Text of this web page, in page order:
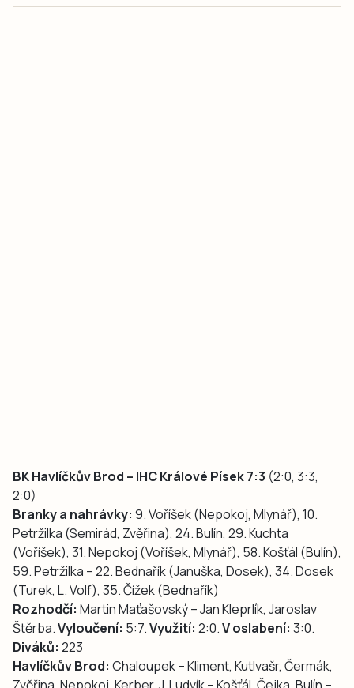
BK Havlíčkův Brod – IHC Králové Písek 7:3 (2:0, 3:3,
2:0)
Branky a nahrávky: 9. Voříšek (Nepokoj, Mlynář), 10.
Petržilka (Semirád, Zvěřina), 24. Bulín, 29. Kuchta
(Voříšek), 31. Nepokoj (Voříšek, Mlynář), 58. Košťál (Bulín),
59. Petržilka – 22. Bednařík (Januška, Dosek), 34. Dosek
(Turek, L. Volf), 35. Čížek (Bednařík)
Rozhodčí: Martin Maťašovský – Jan Kleprlík, Jaroslav
Štěrba.Vyloučení: 5:7.Využití: 2:0.V oslabení: 3:0.
Diváků: 223
Havlíčkův Brod: Chaloupek – Kliment, Kutlvašr, Čermák,
Zvěřina, Nepokoj, Kerber, J. Ludvík – Košťál, Čejka, Bulín –